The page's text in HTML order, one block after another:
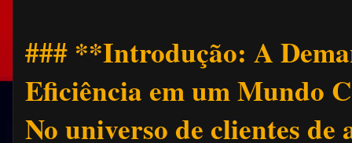
### **Introdução: A
Eficiência em um Mundo
No universo de clientes